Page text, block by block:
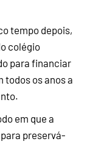
tempo depois,
colégio
para financiar
todos os anos a
em que a
preservá-